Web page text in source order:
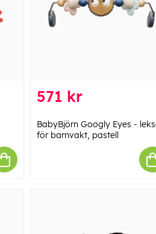
571 kr
BabyBjörn Googly Eyes -
för barnvakt, pastell